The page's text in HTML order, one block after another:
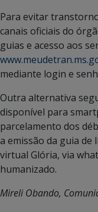
Para evitar
canais oficiais do
guias e acesso aos
mediante login e
Outra alternativa
disponível para
parcelamento dos
a emissão da guia de
virtual Glória, via
humanizado.
Mireli Obando,